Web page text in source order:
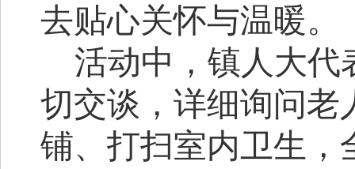
去贴心关怀与温暖。
活动中，镇人大代
切交谈，详细询问老
铺、打扫室内卫生，